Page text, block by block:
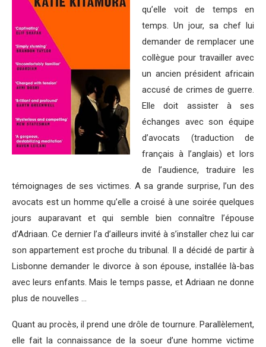
qu’elle voit de temps en
temps. Un jour, sa chef lui
demander de remplacer une
collègue pour travailler avec
un ancien président africain
accusé de crimes de guerre.
Elle doit assister à ses
échanges avec son équipe
d’avocats (traduction de
français à l’anglais) et lors
de l’audience, traduire les
témoignages de ses victimes. A sa grande surprise, l’un des
avocats est un homme qu’elle a croisé à une soirée quelques
jours auparavant et qui semble bien connaître l’épouse
d’Adriaan. Ce dernier l’a d’ailleurs invité à s’installer chez lui car
son appartement est proche du tribunal. Il a décidé de partir à
Lisbonne demander le divorce à son épouse, installée là-bas
avec leurs enfants. Mais le temps passe, et Adriaan ne donne
plus de nouvelles …
Quant au procès, il prend une drôle de tournure. Parallèlement,
elle fait la connaissance de la soeur d’une homme victime